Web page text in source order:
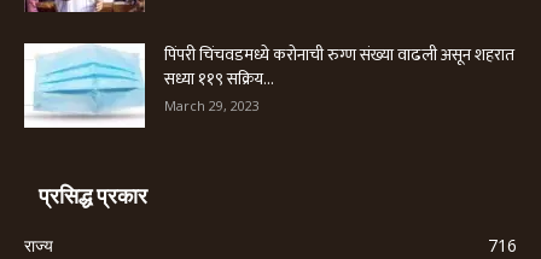
पिंपरी चिंचवडमध्ये करोनाची रुग्ण संख्या वाढली असून शहरात
सध्या ११९ सक्रिय...
March 29, 2023
प्रसिद्ध प्रकार
राज्य
716